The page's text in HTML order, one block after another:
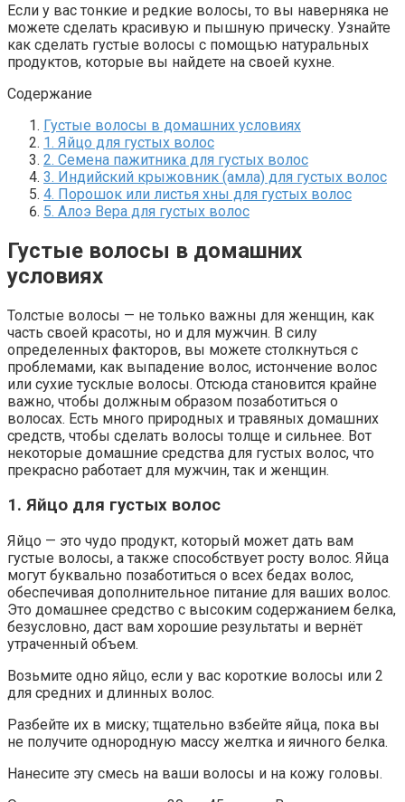
Если у вас тонкие и редкие волосы, то вы наверняка не
можете сделать красивую и пышную прическу. Узнайте
как сделать густые волосы с помощью натуральных
продуктов, которые вы найдете на своей кухне.
Содержание
Густые волосы в домашних условиях
1. Яйцо для густых волос
2. Семена пажитника для густых волос
3. Индийский крыжовник (амла) для густых волос
4. Порошок или листья хны для густых волос
5. Алоэ Вера для густых волос
Густые волосы в домашних
условиях
Толстые волосы — не только важны для женщин, как
часть своей красоты, но и для мужчин. В силу
определенных факторов, вы можете столкнуться с
проблемами, как выпадение волос, истончение волос
или сухие тусклые волосы. Отсюда становится крайне
важно, чтобы должным образом позаботиться о
волосах. Есть много природных и травяных домашних
средств, чтобы сделать волосы толще и сильнее. Вот
некоторые домашние средства для густых волос, что
прекрасно работает для мужчин, так и женщин.
1. Яйцо для густых волос
Яйцо — это чудо продукт, который может дать вам
густые волосы, а также способствует росту волос. Яйца
могут буквально позаботиться о всех бедах волос,
обеспечивая дополнительное питание для ваших волос.
Это домашнее средство с высоким содержанием белка,
безусловно, даст вам хорошие результаты и вернёт
утраченный объем.
Возьмите одно яйцо, если у вас короткие волосы или 2
для средних и длинных волос.
Разбейте их в миску; тщательно взбейте яйца, пока вы
не получите однородную массу желтка и яичного белка.
Нанесите эту смесь на ваши волосы и на кожу головы.